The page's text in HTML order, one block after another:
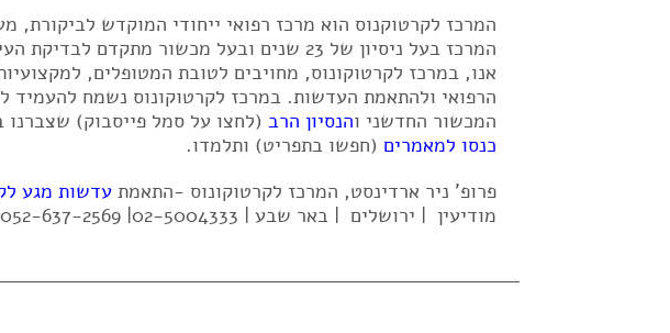
המרכז לקרטוקנוס הוא מרכז רפואי ייחודי המוקדש לביקורת,
אנו, במרכז לקרטוקונוס, מחויבים לטובת המטופלים,
הרפואי ולהתאמת העדשות. במרכז לקרטוקונוס נשמח להעמיד
המכשור החדשני והנסיון הרב (לחצו על סמל פייסבוק)
כנסו למאמרים (חפשו בתפריט) ותלמדו.
פרופ' ניר ארדינסט, המרכז לקרטוקונוס -התאמת עדשות מגע
מודיעין | ירושלים | באר שבע | 02-5004333| 052-637-2569 |